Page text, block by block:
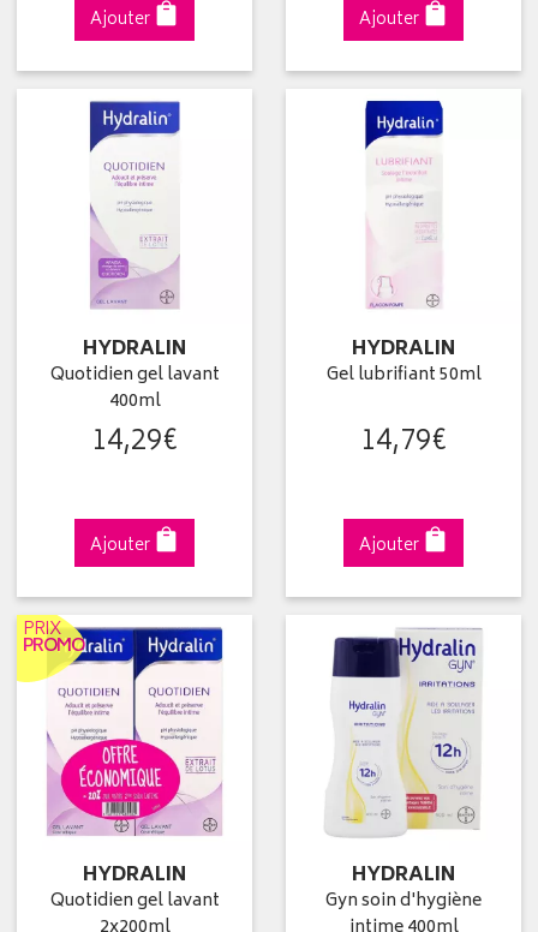
Ajouter Ajouter
HYDRALIN
Quotidien gel lavant
400ml
14,29€
Ajouter
HYDRALIN
Gel lubrifiant 50ml
14,79€
Ajouter
PRIX
PROMO
HYDRALIN
Quotidien gel lavant
HYDRALIN
Gyn soin d'hygiène